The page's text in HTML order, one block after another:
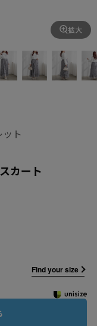
拡大
ト
カート
Find your size